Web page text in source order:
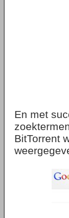
En met
BitTorrent